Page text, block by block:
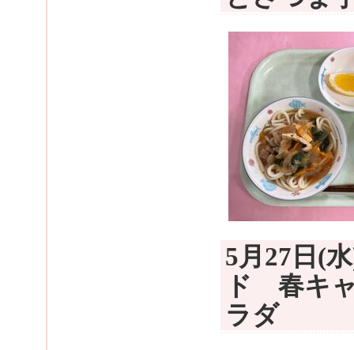
5月27日(
ド 春キ
ラダ